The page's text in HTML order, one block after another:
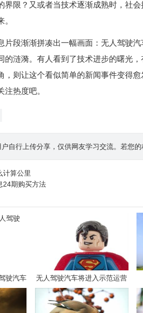
界限？又或者当技术逐渐成熟时，社
片段渐渐拼凑出一幅画面：无人驾驶
的涟漪。有人看到了技术进步的曙光
，则让这个看似简单的新闻事件变得
注热度吧。
自行上传分享，仅供网友学习交流。若您
计算公里
24期购买方法
驶汽车
无人驾驶汽车将进入示范运营